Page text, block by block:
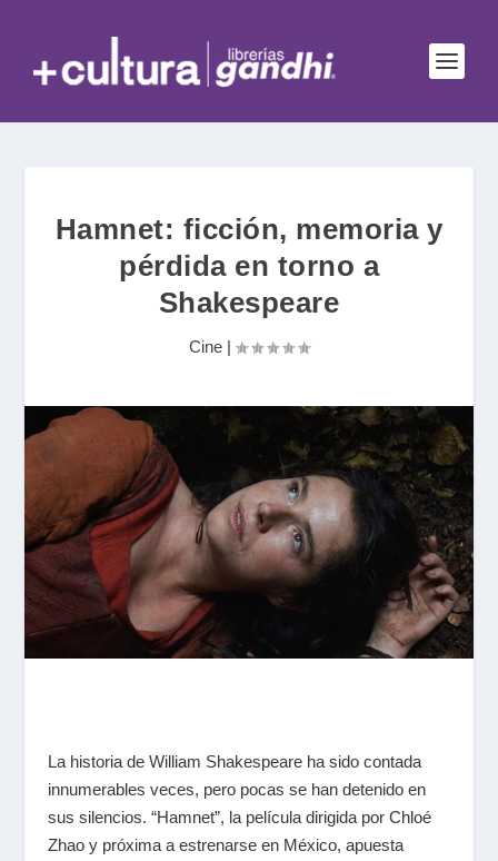
Hamnet: ficción, memoria y
pérdida en torno a
Shakespeare
Cine |
La historia de William Shakespeare ha sido contada
innumerables veces, pero pocas se han detenido en
sus silencios. “Hamnet”, la película dirigida por Chloé
Zhao y próxima a estrenarse en México, apuesta